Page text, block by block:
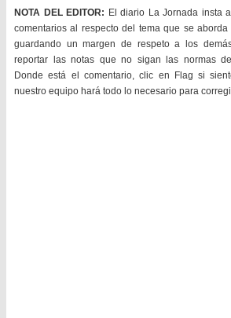
NOTA DEL EDITOR: El diario La Jornada insta
comentarios al respecto del tema que se
guardando un margen de respeto a los
reportar las notas que no sigan las normas de
Donde está el comentario, clic en Flag si
nuestro equipo hará todo lo necesario para